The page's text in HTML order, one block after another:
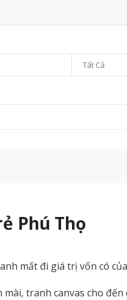
Tất Cả
Phú Thọ
mất đi giá trị vốn có
tranh canvas cho đến